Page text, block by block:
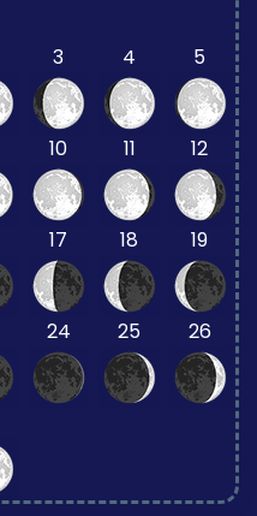
3 4 5
10 11 12
17 18 19
24 25 26